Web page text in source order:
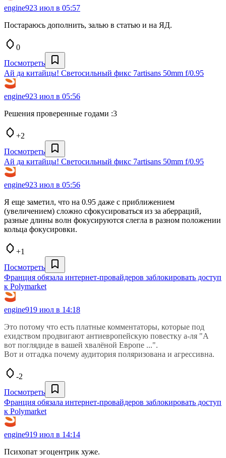
engine923 июл в 05:57
Постараюсь дополнить, залью в статью и на ЯД.
0
Посмотреть
Ай да китайцы! Светосильный фикс 7artisans 50mm f/0.95
engine923 июл в 05:56
Решения проверенные годами :3
+2
Посмотреть
Ай да китайцы! Светосильный фикс 7artisans 50mm f/0.95
engine923 июл в 05:56
Я еще заметил, что на 0.95 даже с приближением
(увеличением) сложно сфокусироваться из за аберраций,
разные длины волн фокусируются слегла в разном положении
кольца фокусировки.
+1
Посмотреть
Франция обязала интернет-провайдеров заблокировать доступ
к Polymarket
engine919 июл в 14:18
Это потому что есть платные комментаторы, которые под
ехидством продвигают антиевропейскую повестку а-ля "А
вот поглядиде в вашей хвалёной Европе ...".
Вот и отгадка почему аудитория поляризована и агрессивна.
-2
Посмотреть
Франция обязала интернет-провайдеров заблокировать доступ
к Polymarket
engine919 июл в 14:14
Психопат эгоцентрик хуже.